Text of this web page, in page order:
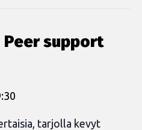
support
tarjolla kevyt